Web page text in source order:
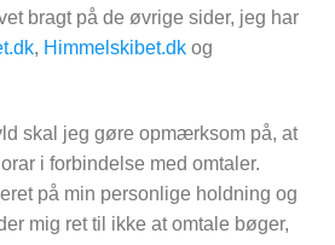
bragt på de øvrige sider, jeg har
, Himmelskibet.dk og
skal jeg gøre opmærksom på, at
i forbindelse med omtaler.
på min personlige holdning og
mig ret til ikke at omtale bøger,